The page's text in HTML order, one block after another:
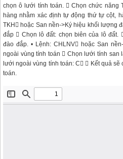
chọn ô lưới tính toán.  Chọn chức năng
hàng nhằm xác định tự động thứ tự cột,
TKH hoặc San nền->Ký hiệu khối lượng
đắp  Chọn lô đất: chọn biên của lô đất.
đào đắp. • Lệnh: CHLNV hoặc San
ngoài vùng tính toán  Chọn lưới tính san
lưới ngoài vùng tính toán: C  Kết quả
toán.